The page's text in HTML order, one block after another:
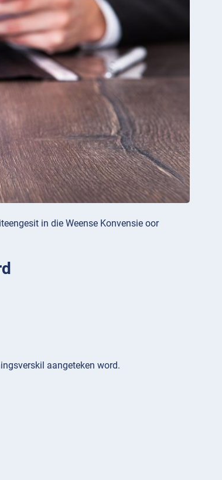
in die Weense Konvensie oor
aangeteken word.